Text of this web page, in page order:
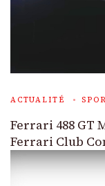
ACTUALITÉ
Ferrari 488 GT
Ferrari Club